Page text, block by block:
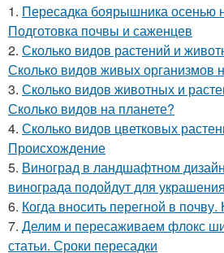
1. Пересадка боярышника осенью
Подготовка почвы и саженцев
2. Сколько видов растений и
Сколько видов живых организмов
3. Сколько видов животных и
Сколько видов на планете?
4. Сколько видов цветковых
Происхождение
5. Виноград в ландшафтном
винограда подойдут для
6. Когда вносить перегной в
7. Делим и пересаживаем флокс
статьи. Сроки пересадки